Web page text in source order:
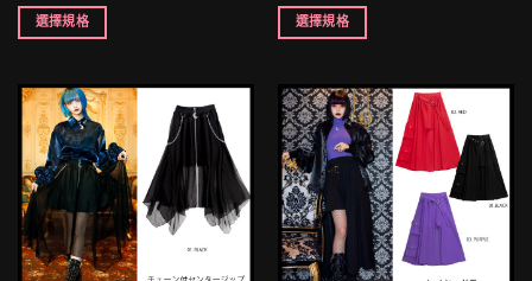
選擇規格 選擇規格